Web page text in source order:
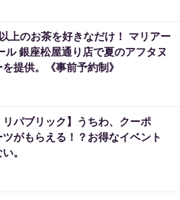
上のお茶を好きなだけ！ マリアー
ル 銀座松屋通り店で夏のアフタヌ
提供。《事前予約制》
リパブリック】うちわ、クーポ
がもらえる！？お得なイベント
。